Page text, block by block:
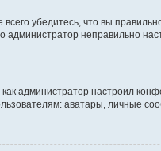
убедитесь, что вы
администратор неправильно
как администратор настроил
аватары, личные